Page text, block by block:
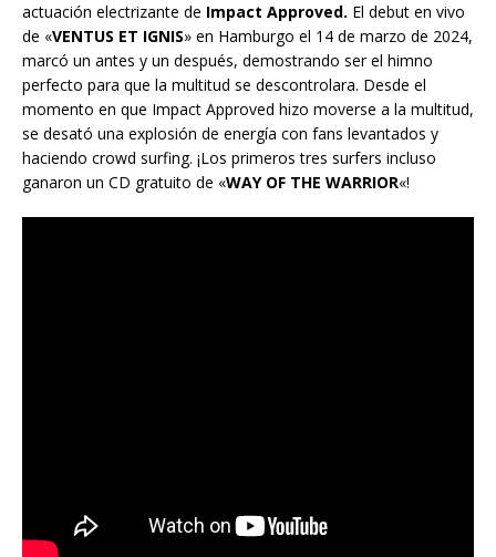
actuación electrizante de Impact Approved. El debut en vivo
de «VENTUS ET IGNIS» en Hamburgo el 14 de marzo de 2024,
marcó un antes y un después, demostrando ser el himno
perfecto para que la multitud se descontrolara. Desde el
momento en que Impact Approved hizo moverse a la multitud,
se desató una explosión de energía con fans levantados y
haciendo crowd surfing. ¡Los primeros tres surfers incluso
ganaron un CD gratuito de «WAY OF THE WARRIOR«!